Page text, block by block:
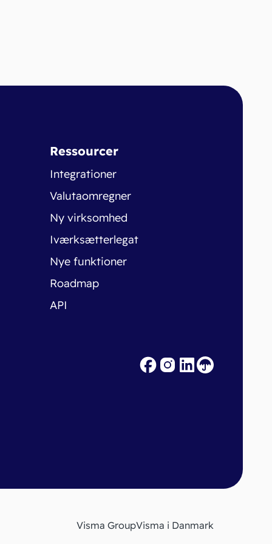
Ressourcer
Integrationer
Valutaomregner
Ny virksomhed
Iværksætterlegat
Nye funktioner
Roadmap
API
Visma GroupVisma i Danmark